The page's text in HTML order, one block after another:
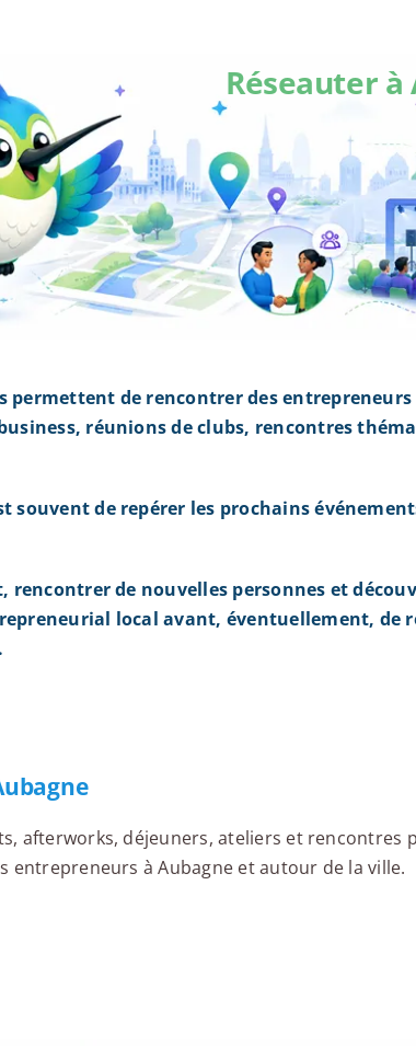
Réseauter à
permettent de rencontrer des entrepreneurs
réunions de clubs, rencontres
souvent de repérer les prochains
de nouvelles personnes et
local avant, éventuellement, de
afterworks, déjeuners, ateliers et rencontres
entrepreneurs à Aubagne et autour de la ville.